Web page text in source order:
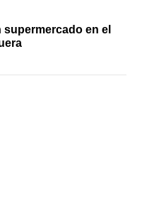
en el